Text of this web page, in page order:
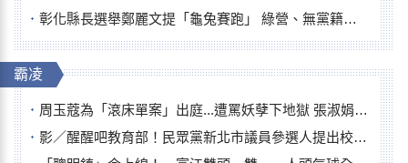
彰化縣長選舉鄭麗文提「龜兔賽跑」 綠營、無黨籍忙否認是烏龜
霸凌
周玉蔻為「滾床單案」出庭...遭罵妖孽下地獄 張淑娟批：舌頭殺人有罪
影／醒醒吧教育部！民眾黨新北市議員參選人提出校園反毒防線升級政見